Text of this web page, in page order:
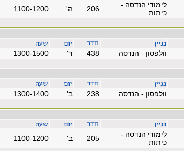
1100-1200 'ה 206
לימודי הנדסה -
כיתות
1300-1500 'ד 438 וולפסון - הנדסה
1300-1400 'ב 238 וולפסון - הנדסה
1100-1200 'ב 205
לימודי הנדסה -
כיתות